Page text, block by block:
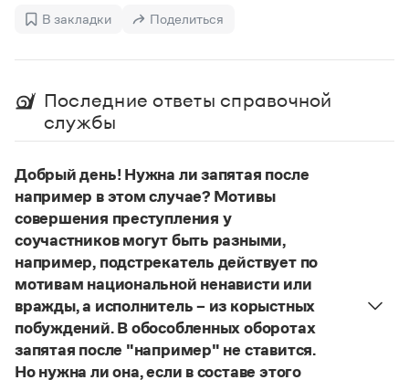
Справочники
Правила русской орфографии и пунктуации
Русский язык. Краткий теоретический курс
для школьников
Справочник по пунктуации
Словарь-справочник трудностей
Справочник по фразеологии
Азбучные истины
Словарь-справочник непростые слова
Все справочники портала
Журнал
Новости и события
Словарь методических терминов
В закладки Поделиться
Последние ответы справочной
службы
Добрый день! Нужна ли запятая после
например в этом случае? Мотивы
совершения преступления у
соучастников могут быть разными,
например, подстрекатель действует по
мотивам национальной ненависти или
вражды, а исполнитель – из корыстных
побуждений. В обособленных оборотах
запятая после "например" не ставится.
Но нужна ли она, если в составе этого